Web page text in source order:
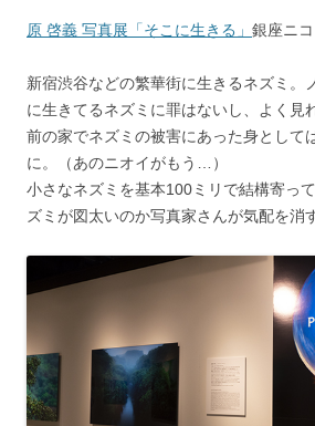
原 啓義 写真展「そこに生きる」 銀座ニ
新宿渋谷などの繁華街に生きるネズミ。
に生きてるネズミに罪はないし、よく見
前の家でネズミの被害にあった身として
に。（あのニオイがもう…）
小さなネズミを基本100ミリで結構寄っ
ズミが図太いのか写真家さんが気配を消